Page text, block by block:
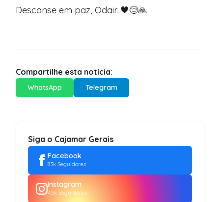
Descanse em paz, Odair. 🖤😢🙏
Compartilhe esta notícia:
WhatsApp Telegram
Siga o Cajamar Gerais
Facebook
83k Seguidores
Instagram
45k Seguidores